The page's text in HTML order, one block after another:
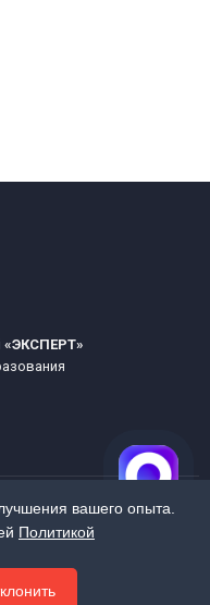
«ЭКСПЕРТ»
вашего опыта.
Политикой